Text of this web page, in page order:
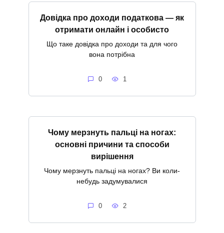
Довідка про доходи податкова — як
отримати онлайн і особисто
Що таке довідка про доходи та для чого
вона потрібна
0 1
Чому мерзнуть пальці на ногах:
основні причини та способи
вирішення
Чому мерзнуть пальці на ногах? Ви коли-
небудь задумувалися
0 2